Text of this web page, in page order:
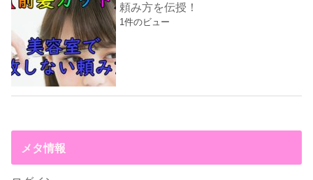
頼み方を伝授！
1件のビュー
メタ情報